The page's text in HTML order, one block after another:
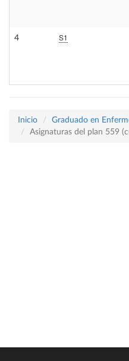
4 S1
Inicio
Graduado en
Asignaturas del plan 559